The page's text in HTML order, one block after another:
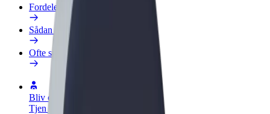
Fordele
Sådan bliver du medlem
Ofte stillede spørgsmål
Bliv chauffør
Tjen penge på dine vilkår